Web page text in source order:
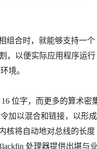
组合时，就能够支持一个
，以便实际应用程序运行
境。
位字，而更多的算术密
加以混合和链接，以形成
核将自动地对总线的长度
处理器提供出堪与